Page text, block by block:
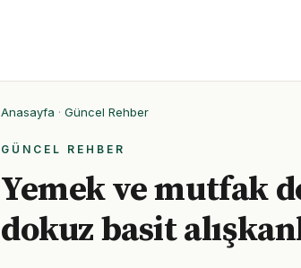
Anasayfa · Güncel Rehber
GÜNCEL REHBER
Yemek ve mutfak
dokuz basit